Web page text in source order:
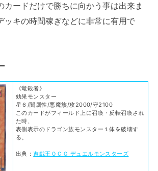
カードだけで勝ちに向かう事は出来ま
ッキの時間稼ぎなどに非常に有用で
《竜殺者》
効果モンスター
星６/闇属性/悪魔族/攻2000/守2100
このカードがフィールド上に召喚・反転召喚され
た時、
表側表示のドラゴン族モンスター１体を破壊す
る。
出典：遊戯王ＯＣＧ デュエルモンスターズ